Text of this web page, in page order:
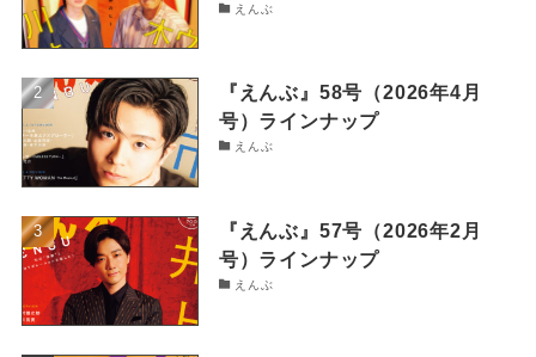
えんぶ
『えんぶ』58号（2026年4月
号）ラインナップ
えんぶ
『えんぶ』57号（2026年2月
号）ラインナップ
えんぶ